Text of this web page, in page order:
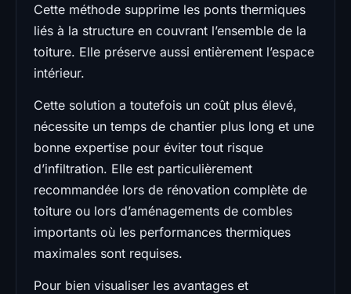
Cette méthode supprime les ponts thermiques
liés à la structure en couvrant l’ensemble de la
toiture. Elle préserve aussi entièrement l’espace
intérieur.
Cette solution a toutefois un coût plus élevé,
nécessite un temps de chantier plus long et une
bonne expertise pour éviter tout risque
d’infiltration. Elle est particulièrement
recommandée lors de rénovation complète de
toiture ou lors d’aménagements de combles
importants où les performances thermiques
maximales sont requises.
Pour bien visualiser les avantages et